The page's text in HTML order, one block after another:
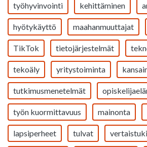
työhyvinvointi kehittäminen
hyötykäyttö maahanmuuttajat
TikTok tietojärjestelmät
tekoäly yritystoiminta
tutkimusmenetelmät
työn kuormittavuus mainonta
lapsiperheet tulvat vertaistuki